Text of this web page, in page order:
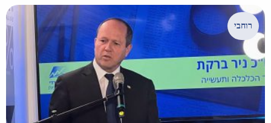
רוחבי